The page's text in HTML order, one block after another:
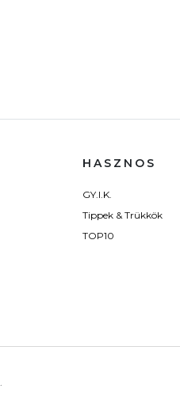
HASZNOS
GY.I.K.
Tippek & Trükkök
TOP10